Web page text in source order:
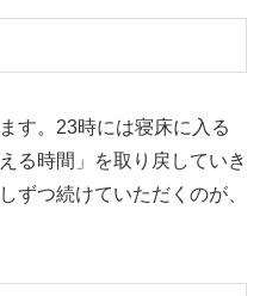
す。23時には寝床に入る
る時間」を取り戻していき
ずつ続けていただくのが、